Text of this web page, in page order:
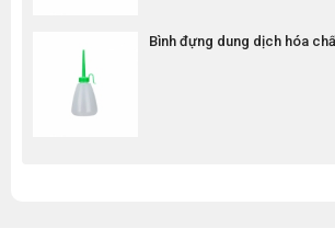
Bình đựng dung dịch hóa